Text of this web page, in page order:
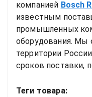
компанией Bosch
известным
промышленных
оборудования. Мы
территории
сроков поставки,
Теги товара: